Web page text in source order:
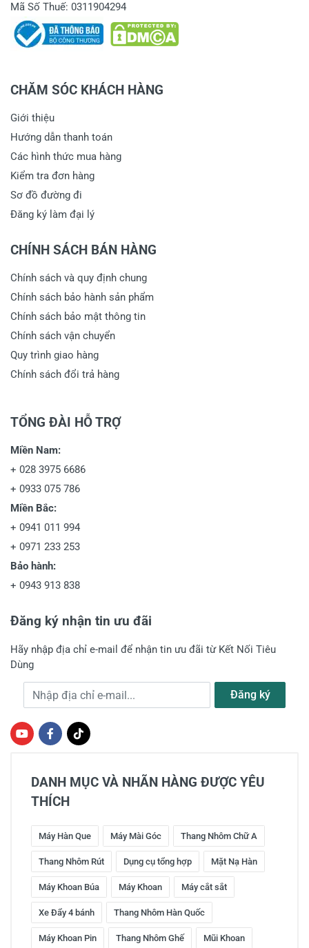
Mã Số Thuế: 0311904294
CHĂM SÓC KHÁCH HÀNG
Giới thiệu
Hướng dẫn thanh toán
Các hình thức mua hàng
Kiểm tra đơn hàng
Sơ đồ đường đi
Đăng ký làm đại lý
CHÍNH SÁCH BÁN HÀNG
Chính sách và quy định chung
Chính sách bảo hành sản phẩm
Chính sách bảo mật thông tin
Chính sách vận chuyển
Quy trình giao hàng
Chính sách đổi trả hàng
TỔNG ĐÀI HỖ TRỢ
Miền Nam:
+ 028 3975 6686
+ 0933 075 786
Miền Bắc:
+ 0941 011 994
+ 0971 233 253
Bảo hành:
+ 0943 913 838
Đăng ký nhận tin ưu đãi
Hãy nhập địa chỉ e-mail để nhận tin ưu đãi từ Kết Nối Tiêu
Dùng
Địa chỉ e-mail Đăng ký
DANH MỤC VÀ NHÃN HÀNG ĐƯỢC YÊU
THÍCH
Máy Hàn Que Máy Mài Góc Thang Nhôm Chữ A
Thang Nhôm Rút Dụng cụ tổng hợp Mặt Nạ Hàn
Máy Khoan Búa Máy Khoan Máy cắt sắt
Xe Đẩy 4 bánh Thang Nhôm Hàn Quốc
Máy Khoan Pin Thang Nhôm Ghế Mũi Khoan